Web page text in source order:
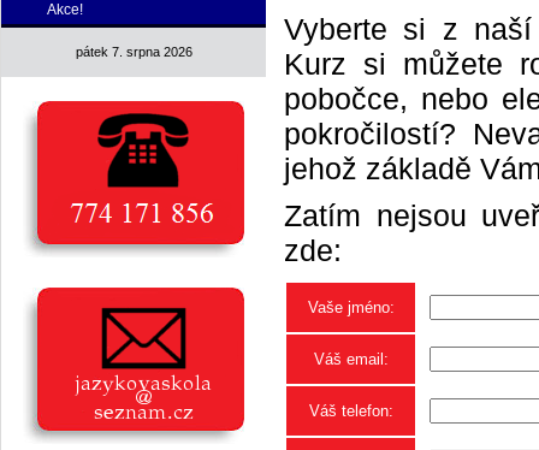
Akce!
pátek 7. srpna 2026
Vyberte si z
Kurz si můžete
pobočce, nebo
pokročilostí?
jehož základě
Zatím nejsou
zde:
Vaše jméno:
Váš email:
Váš telefon: